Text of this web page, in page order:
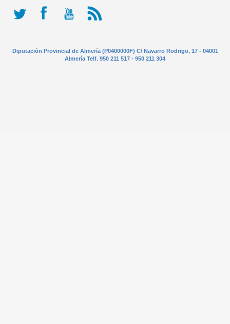
Diputación Provincial de Almería (P0400000F) C/ Navarro Rodrigo, 17 - 04001
Almería Telf. 950 211 517 - 950 211 304